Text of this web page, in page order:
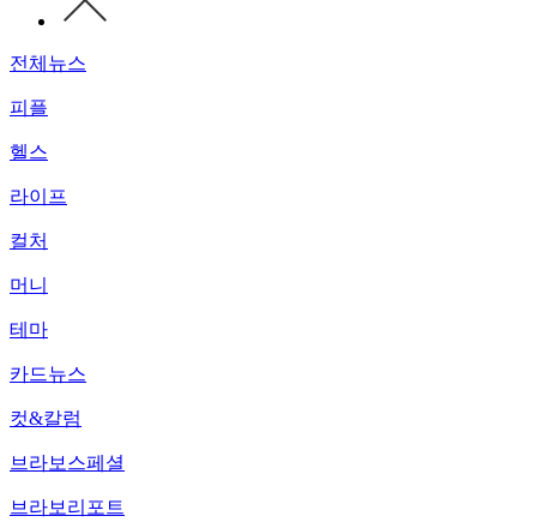
전체뉴스
피플
헬스
라이프
컬처
머니
테마
카드뉴스
컷&칼럼
브라보스페셜
브라보리포트